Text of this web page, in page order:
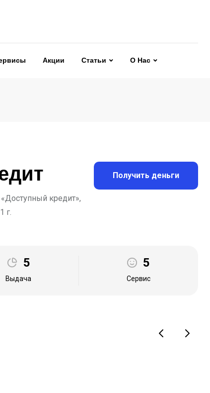
Акции Статьи О Нас
кредит»,
г.
Получить деньги
5
Выдача
5
Сервис